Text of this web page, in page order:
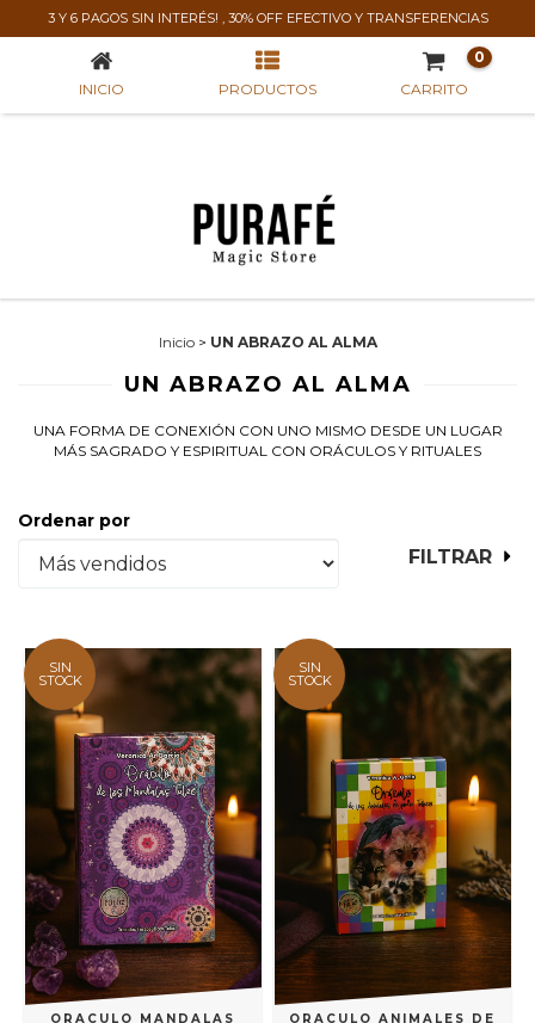
3 Y 6 PAGOS SIN INTERÉS! , 30% OFF EFECTIVO Y TRANSFERENCIAS
UN ABRAZO AL ALMA
INICIO PRODUCTOS CARRITO
0
Inicio > UN ABRAZO AL ALMA
UN ABRAZO AL ALMA
UNA FORMA DE CONEXIÓN CON UNO MISMO DESDE UN LUGAR
MÁS SAGRADO Y ESPIRITUAL CON ORÁCULOS Y RITUALES
Ordenar por
FILTRAR
SIN
STOCK
ORACULO MANDALAS
SIN
STOCK
ORACULO ANIMALES DE